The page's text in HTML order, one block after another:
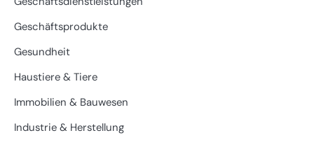
Geschäftsprodukte
Gesundheit
Haustiere & Tiere
Immobilien & Bauwesen
Industrie & Herstellung